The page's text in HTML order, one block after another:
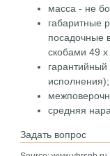
масса - не
габаритные
посадочные
скобами 49
исполнения);
средняя
Задать вопрос